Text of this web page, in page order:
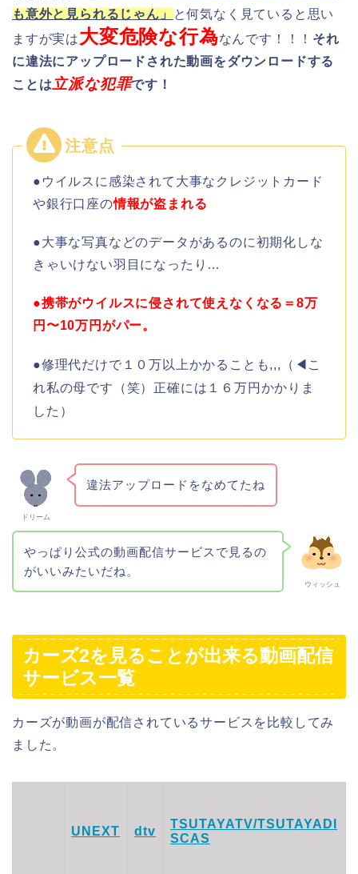
も意外と見られるじゃん」
と何気なく見ていると思い
ますが実は大変危険な行為なんです！！！ それ
に違法にアップロードされた動画をダウンロードする
ことは立派な犯罪です！
●ウイルスに感染されて大事なクレジットカード
や銀行口座の情報が盗まれる
●大事な写真などのデータがあるのに初期化しな
きゃいけない羽目になったり…
●携帯がウイルスに侵されて使えなくなる＝8万
円〜10万円がパー。
●修理代だけで１０万以上かかることも,,,（◀こ
れ私の母です（笑）正確には１６万円かかりま
した）
ドリーム
違法アップロードをなめてたね
ウィッシュ
やっぱり公式の動画配信サービスで見るの
がいいみたいだね。
カーズ2を見ることが出来る動画配信
サービス一覧
カーズが動画が配信されているサービスを比較してみ
ました。
UNEXT dtv
TSUTAYATV/TSUTAYADI
SCAS